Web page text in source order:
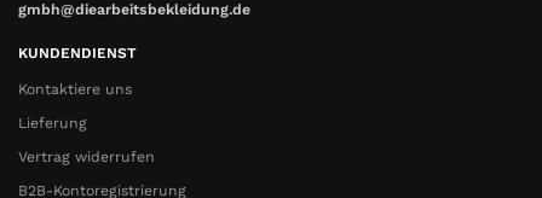
gmbh@diearbeitsbekleidung.de
KUNDENDIENST
Kontaktiere uns
Lieferung
Vertrag widerrufen
B2B-Kontoregistrierung